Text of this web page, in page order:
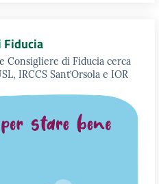
Fiducia
Consigliere di Fiducia cerca
IRCCS Sant’Orsola e IOR